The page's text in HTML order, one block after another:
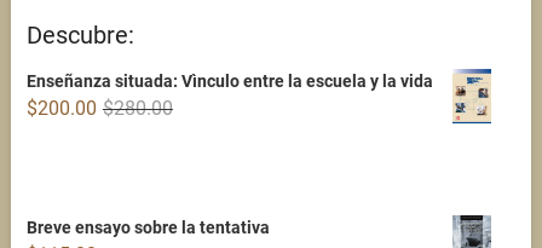
Descubre:
Enseñanza situada: Vìnculo entre la escuela y la vida
$280.00Original
$200.00
Current
Breve ensayo sobre la tentativa